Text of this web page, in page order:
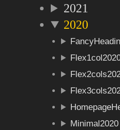
2021
2020
Minimal2020